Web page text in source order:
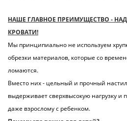
НАШЕ ГЛАВНОЕ ПРЕИМУЩЕСТВО -
КРОВАТИ!
Мы принципиально не используем
обрезки материалов, которые со
ломаются.
Вместо них - цельный и прочный
выдерживает сверхвысокую нагрузку и
даже взрослому с ребенком.